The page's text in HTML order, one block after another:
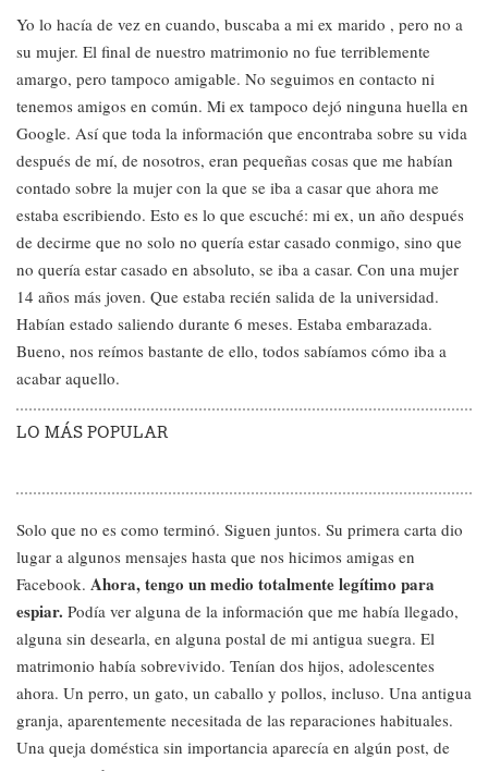
Yo lo hacía de vez en cuando, buscaba a mi ex marido , pero no a
su mujer. El final de nuestro matrimonio no fue terriblemente
amargo, pero tampoco amigable. No seguimos en contacto ni
tenemos amigos en común. Mi ex tampoco dejó ninguna huella en
Google. Así que toda la información que encontraba sobre su vida
después de mí, de nosotros, eran pequeñas cosas que me habían
contado sobre la mujer con la que se iba a casar que ahora me
estaba escribiendo. Esto es lo que escuché: mi ex, un año después
de decirme que no solo no quería estar casado conmigo, sino que
no quería estar casado en absoluto, se iba a casar. Con una mujer
14 años más joven. Que estaba recién salida de la universidad.
Habían estado saliendo durante 6 meses. Estaba embarazada.
Bueno, nos reímos bastante de ello, todos sabíamos cómo iba a
acabar aquello.
LO MÁS POPULAR
Solo que no es como terminó. Siguen juntos. Su primera carta dio
lugar a algunos mensajes hasta que nos hicimos amigas en
Facebook. Ahora, tengo un medio totalmente legítimo para
espiar. Podía ver alguna de la información que me había llegado,
alguna sin desearla, en alguna postal de mi antigua suegra. El
matrimonio había sobrevivido. Tenían dos hijos, adolescentes
ahora. Un perro, un gato, un caballo y pollos, incluso. Una antigua
granja, aparentemente necesitada de las reparaciones habituales.
Una queja doméstica sin importancia aparecía en algún post, de